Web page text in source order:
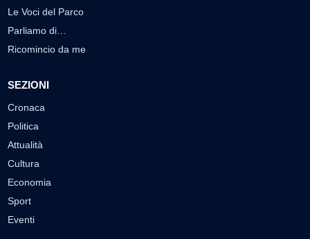
Le Voci del Parco
Parliamo di…
Ricomincio da me
SEZIONI
Cronaca
Politica
Attualità
Cultura
Economia
Sport
Eventi